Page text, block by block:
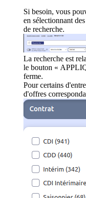
Si besoin, vous
en sélectionnant
de recherche.
La recherche est
le bouton «
ferme.
Pour certains
d'offres